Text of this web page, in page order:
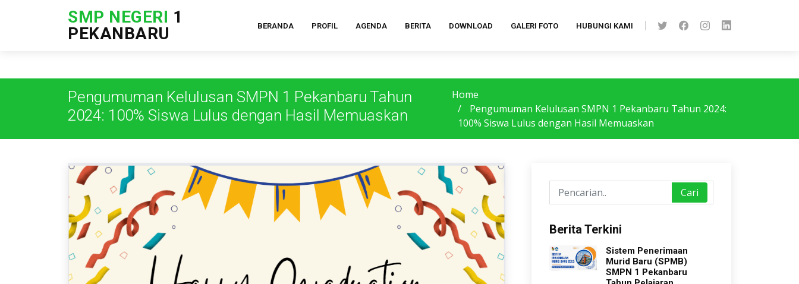
SMP NEGERI 1
PEKANBARU
BERANDA PROFIL AGENDA BERITA DOWNLOAD GALERI FOTO HUBUNGI KAMI
Pengumuman Kelulusan SMPN 1 Pekanbaru Tahun
2024: 100% Siswa Lulus dengan Hasil Memuaskan
Home
Pengumuman Kelulusan SMPN 1 Pekanbaru Tahun 2024:
100% Siswa Lulus dengan Hasil Memuaskan
Cari
Berita Terkini
Sistem Penerimaan
Murid Baru (SPMB)
SMPN 1 Pekanbaru